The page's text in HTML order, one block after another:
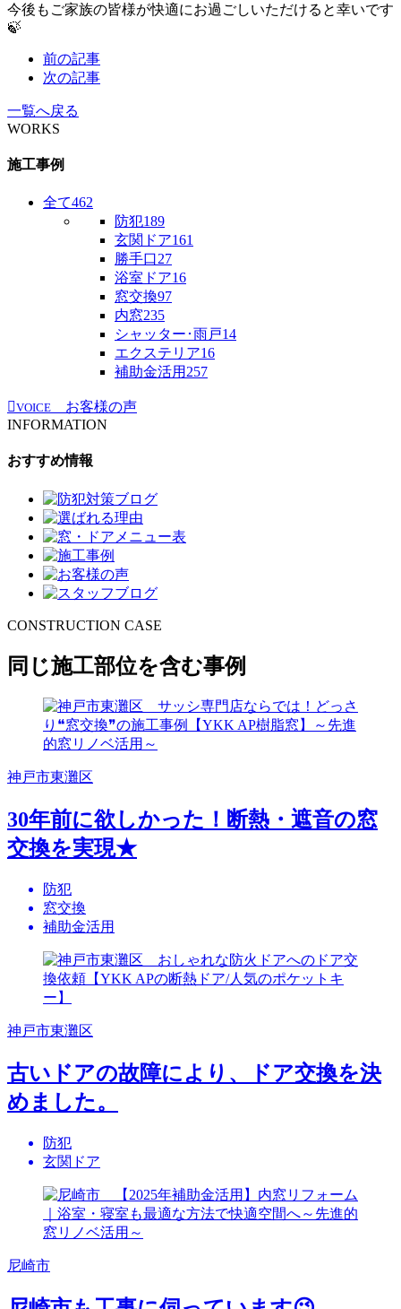
今後もご家族の皆様が快適にお過ごしいただけると幸いです
🍃
前の記事
次の記事
一覧へ戻る
WORKS
施工事例
全て462
防犯189
玄関ドア161
勝手口27
浴室ドア16
窓交換97
内窓235
シャッター･雨戸14
エクステリア16
補助金活用 257
VOICE
お客様の声
INFORMATION
おすすめ情報
CONSTRUCTION CASE
同じ施工部位を含む事例
神戸市東灘区
30年前に欲しかった！断熱・遮音の窓
交換を実現★
防犯
窓交換
補助金活用
神戸市東灘区
古いドアの故障により、ドア交換を決
めました。
防犯
玄関ドア
尼崎市